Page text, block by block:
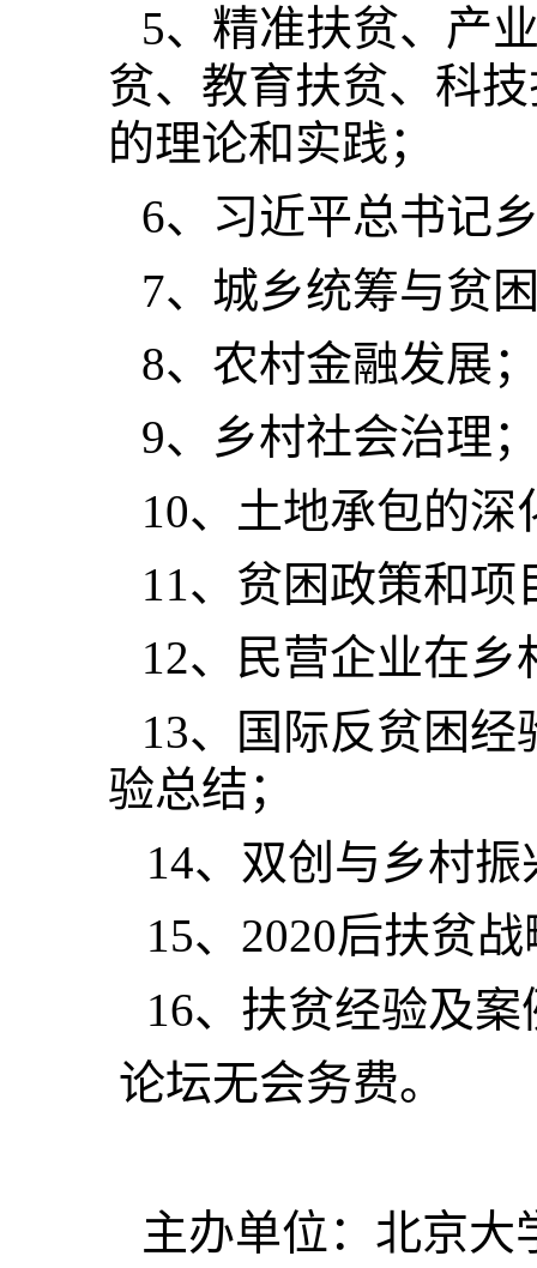
5、 精准扶贫、产
贫、教育扶贫、科
的理论和实践；
6、 习近平总书记
7、城乡统筹与贫
8、农村金融发展
9、乡村社会治理
10、土地承包的深
11、贫困政策和项
12、民营企业在乡
13、国际反贫困经
验总结；
14、双创与乡村振
15、 2020后扶贫
16、扶贫经验及案
论坛无会务费。
主办单位：北京大